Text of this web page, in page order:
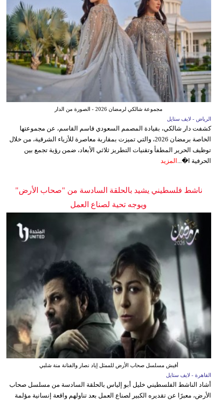
مجموعة شالكي لرمضان 2026 - الصورة من الدار
الرياض - لايف ستايل
كشفت دار شالكي، بقيادة المصمم السعودي قاسم القاسم، عن مجموعتها
الخاصة برمضان 2026، والتي تميزت بمقاربة معاصرة للأزياء الشرقية، من خلال
توظيف الحرير المطفأ وتقنيات التطريز ثلاثي الأبعاد، ضمن رؤية تجمع بين
الحرفية ا�... المزيد
ناشط فلسطيني يشيد بالحلقة السادسة من "صحاب الأرض"
ويوجه تحية لصناع العمل
أفيش مسلسل صحاب الأرض للممثل إياد نصار والفنانة منة شلبي
القاهرة - لايف ستايل
أشاد الناشط الفلسطيني خليل أبو إلياس بالحلقة السادسة من مسلسل صحاب
الأرض، معبرًا عن تقديره الكبير لصناع العمل بعد تناولهم واقعة إنسانية مؤلمة